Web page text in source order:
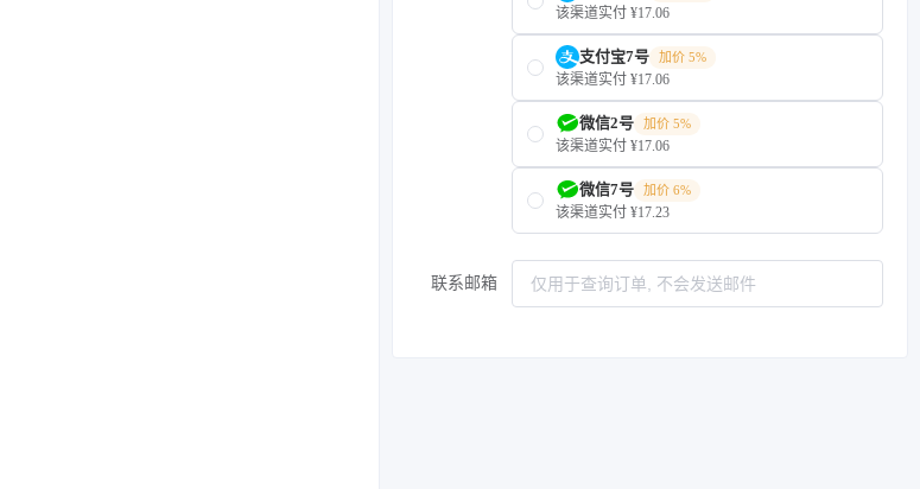
该渠道实付 ¥17.06
支付宝7号 加价 5%
该渠道实付 ¥17.06
微信2号 加价 5%
该渠道实付 ¥17.06
微信7号 加价 6%
该渠道实付 ¥17.23
联系邮箱